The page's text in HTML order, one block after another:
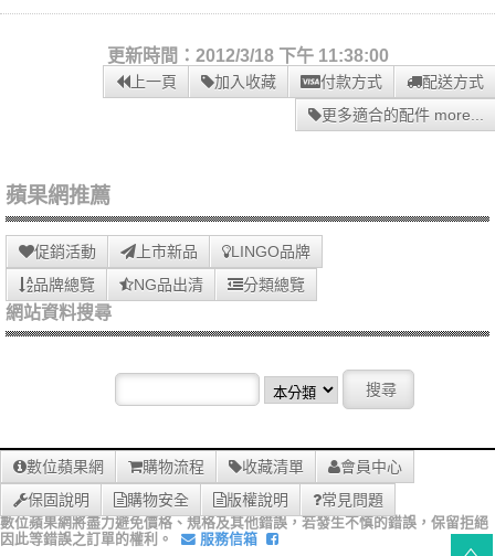
更新時間：2012/3/18 下午 11:38:00
上一頁 加入收藏 付款方式
配送方式
更多適合的配件 more...
蘋果網推薦
促銷活動 上市新品
LINGO品牌
品牌總覽
NG品出清 分類總覽
網站資料搜尋
數位蘋果網 購物流程 收藏清單
會員中心
保固說明
購物安全 版權說明 常見問題
數位蘋果網將盡力避免價格、規格及其他錯誤，若發生不慎的錯誤，保留拒絕
因此等錯誤之訂單的權利。
服務信箱